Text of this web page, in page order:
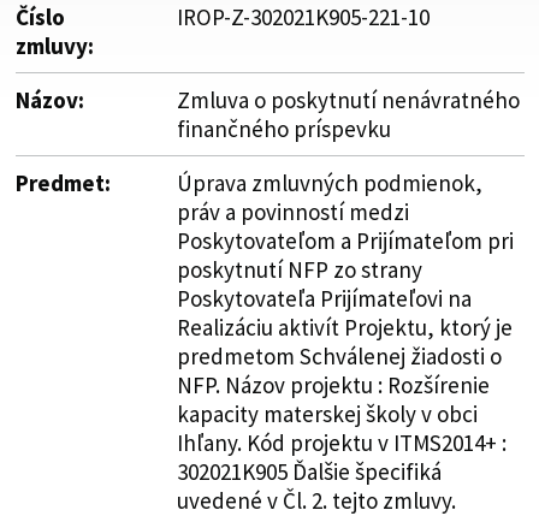
Číslo
zmluvy:
IROP-Z-302021K905-221-10
Názov:
Zmluva o poskytnutí nenávratného
finančného príspevku
Predmet:
Úprava zmluvných podmienok,
práv a povinností medzi
Poskytovateľom a Prijímateľom pri
poskytnutí NFP zo strany
Poskytovateľa Prijímateľovi na
Realizáciu aktivít Projektu, ktorý je
predmetom Schválenej žiadosti o
NFP. Názov projektu : Rozšírenie
kapacity materskej školy v obci
Ihľany. Kód projektu v ITMS2014+ :
302021K905 Ďalšie špecifiká
uvedené v Čl. 2. tejto zmluvy.